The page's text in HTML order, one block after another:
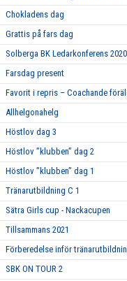
Chokladens dag
Grattis på fars dag
Solberga BK Ledarkonferens
Farsdag present
Favorit i repris – Coachande
Allhelgonahelg
Höstlov dag 3
Höstlov ”klubben” dag 2
Höstlov ”klubben” dag 1
Tränarutbildning C 1
Sätra Girls cup - Nackacupen
Tillsammans 2021
Förberedelse inför
SBK ON TOUR 2